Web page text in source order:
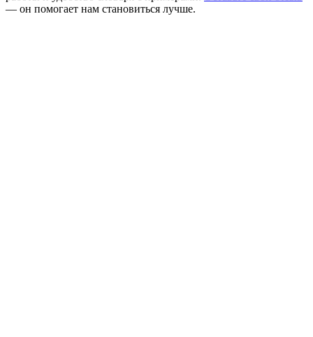
— он помогает нам становиться лучше.